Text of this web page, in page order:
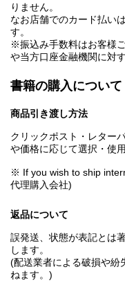
りません。
なお店舗でのカード払い
す。
※振込み手数料はお客様
や当方口座金融機関に対
書籍の購入について
商品引き渡し方法
クリックポスト・レター
や価格に応じて選択・使
※ If you wish to ship
代理購入会社)
返品について
誤発送、状態が表記とは
します。
(配送業者による破損や紛
ねます。)